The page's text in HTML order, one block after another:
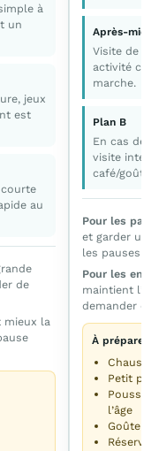
à
un
jeux
est
au
de
mieux la
Après-midi
Visite de
activité
marche.
Plan B
En cas de
visite
café/goûter
Pour les
et garder
les pauses
Pour les
maintient
demander de
À préparer
Petit pull
l’âge
Goûter